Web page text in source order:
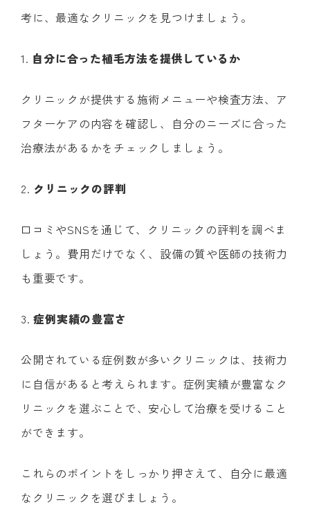
考に、最適なクリニックを見つけましょう。
1. 自分に合った植毛方法を提供しているか
クリニックが提供する施術メニューや検査方法、ア
フターケアの内容を確認し、自分のニーズに合った
治療法があるかをチェックしましょう。
2. クリニックの評判
口コミやSNSを通じて、クリニックの評判を調べま
しょう。費用だけでなく、設備の質や医師の技術力
も重要です。
3.症例実績の豊富さ
公開されている症例数が多いクリニックは、技術力
に自信があると考えられます。症例実績が豊富なク
リニックを選ぶことで、安心して治療を受けること
ができます。
これらのポイントをしっかり押さえて、自分に最適
なクリニックを選びましょう。